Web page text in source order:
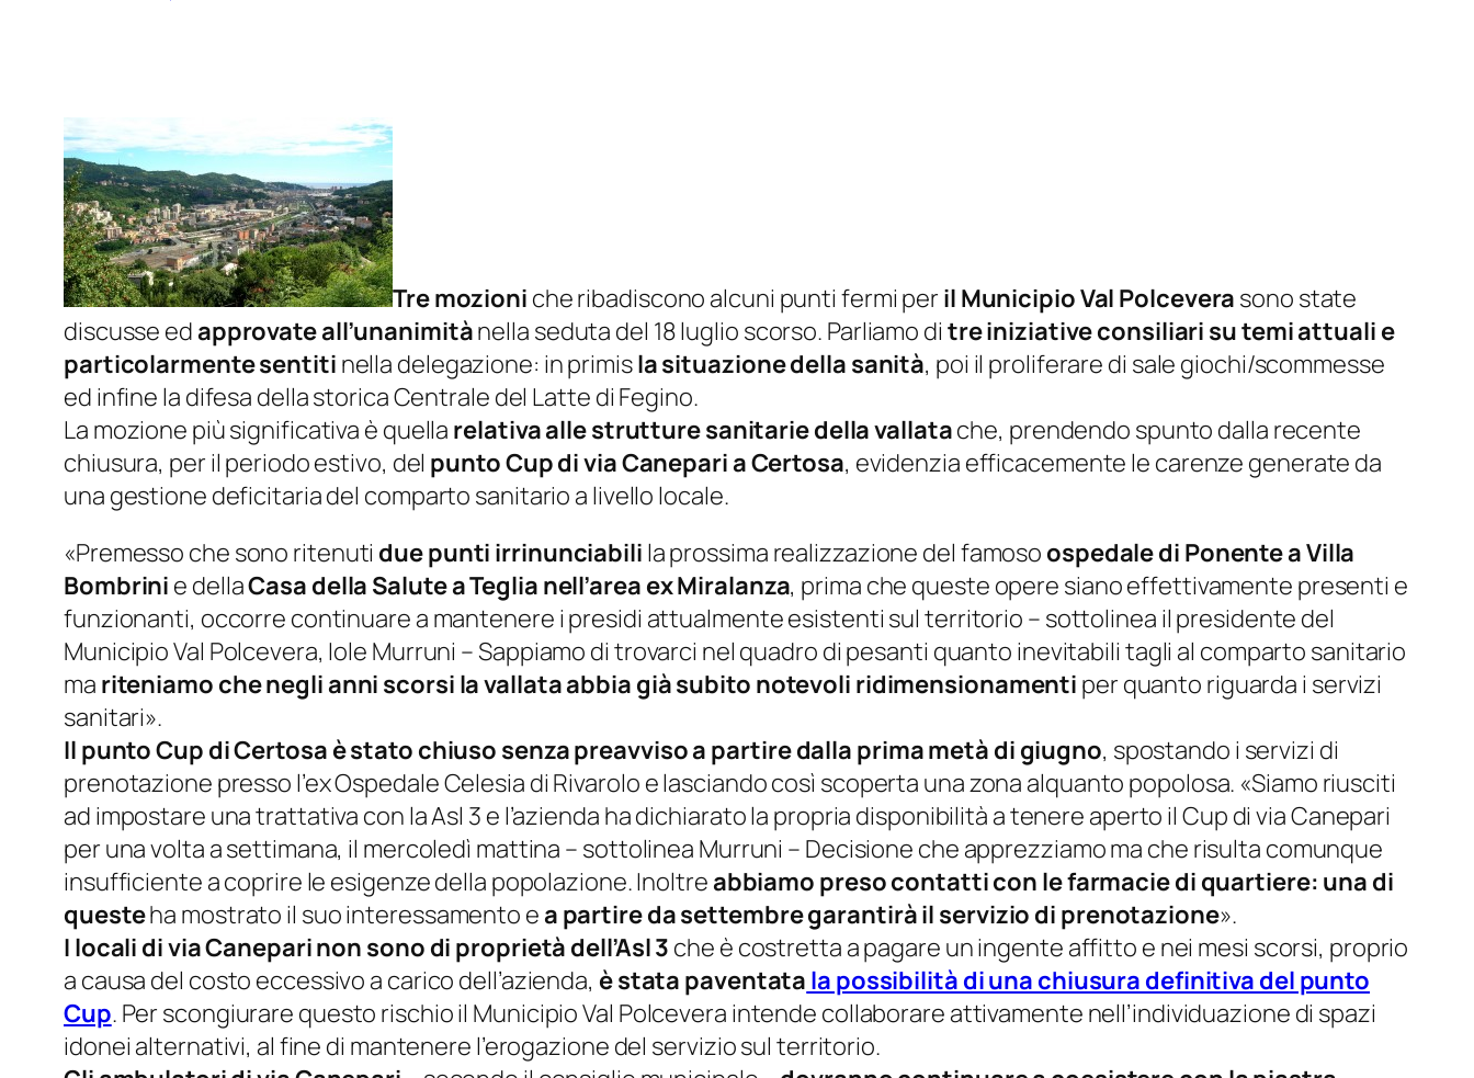
Tre mozioni che ribadiscono alcuni punti fermi per il Municipio Val Polcevera sono state
discusse edapprovate all’unanimitànella seduta del 18 luglio scorso. Parliamo di tre iniziative consiliari su temi attuali e
particolarmente sentiti nella delegazione: in primisla situazione della sanità, poi il proliferare di sale giochi/scommesse
ed infine la difesa della storica Centrale del Latte di Fegino.
La mozione più significativa è quella relativa alle strutture sanitarie della vallatache, prendendo spunto dalla recente
chiusura, per il periodo estivo, del punto Cup di via Canepari a Certosa, evidenzia efficacemente le carenze generate da
una gestione deficitaria del comparto sanitario a livello locale.
«Premesso che sono ritenuti due punti irrinunciabili la prossima realizzazione del famoso ospedale di Ponente a Villa
Bombrini e dellaCasa della Salute a Teglia nell’area ex Miralanza, prima che queste opere siano effettivamente presenti e
funzionanti, occorre continuare a mantenere i presidi attualmente esistenti sul territorio – sottolinea il presidente del
Municipio Val Polcevera, Iole Murruni –Sappiamo di trovarci nel quadro di pesanti quanto inevitabili tagli al comparto sanitario
ma riteniamo che negli anni scorsi la vallata abbia già subito notevoli ridimensionamenti per quanto riguarda i servizi
sanitari».
Il punto Cup di Certosa è stato chiuso senza preavviso a partire dalla prima metà di giugno, spostando i servizi di
prenotazione presso l’ex Ospedale Celesia di Rivarolo e lasciando così scoperta una zona alquanto popolosa. «Siamo riusciti
ad impostare una trattativa con la Asl 3 e l’azienda ha dichiarato la propria disponibilità a tenere aperto il Cup di via Canepari
per una volta a settimana, il mercoledì mattina – sottolinea Murruni – Decisione che apprezziamo ma che risulta comunque
insufficiente a coprire le esigenze della popolazione. Inoltreabbiamo preso contatti con le farmacie di quartiere: una di
questeha mostrato il suo interessamento ea partire da settembre garantirà il servizio di prenotazione».
I locali di via Canepari non sono di proprietà dell’Asl 3 che è costretta a pagare un ingente affitto e nei mesi scorsi, proprio
a causa del costo eccessivo a carico dell’azienda, è stata paventata la possibilità di una chiusura definitiva del punto
Cup. Per scongiurare questo rischio il Municipio Val Polcevera intende collaborare attivamente nell’individuazione di spazi
idonei alternativi, al fine di mantenere l’erogazione del servizio sul territorio.